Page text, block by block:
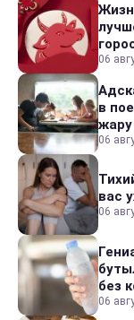
06
в
жару
06
вас
06
без
06